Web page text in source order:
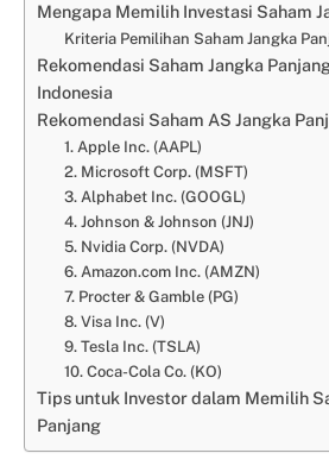
Mengapa Memilih Investasi Saham
Kriteria Pemilihan Saham Jangka
Rekomendasi Saham Jangka
Indonesia
Rekomendasi Saham AS Jangka
1. Apple Inc. (AAPL)
2. Microsoft Corp. (MSFT)
3. Alphabet Inc. (GOOGL)
4. Johnson & Johnson (JNJ)
5. Nvidia Corp. (NVDA)
6. Amazon.com Inc. (AMZN)
7. Procter & Gamble (PG)
8. Visa Inc. (V)
9. Tesla Inc. (TSLA)
10. Coca-Cola Co. (KO)
Tips untuk Investor dalam Memilih
Panjang